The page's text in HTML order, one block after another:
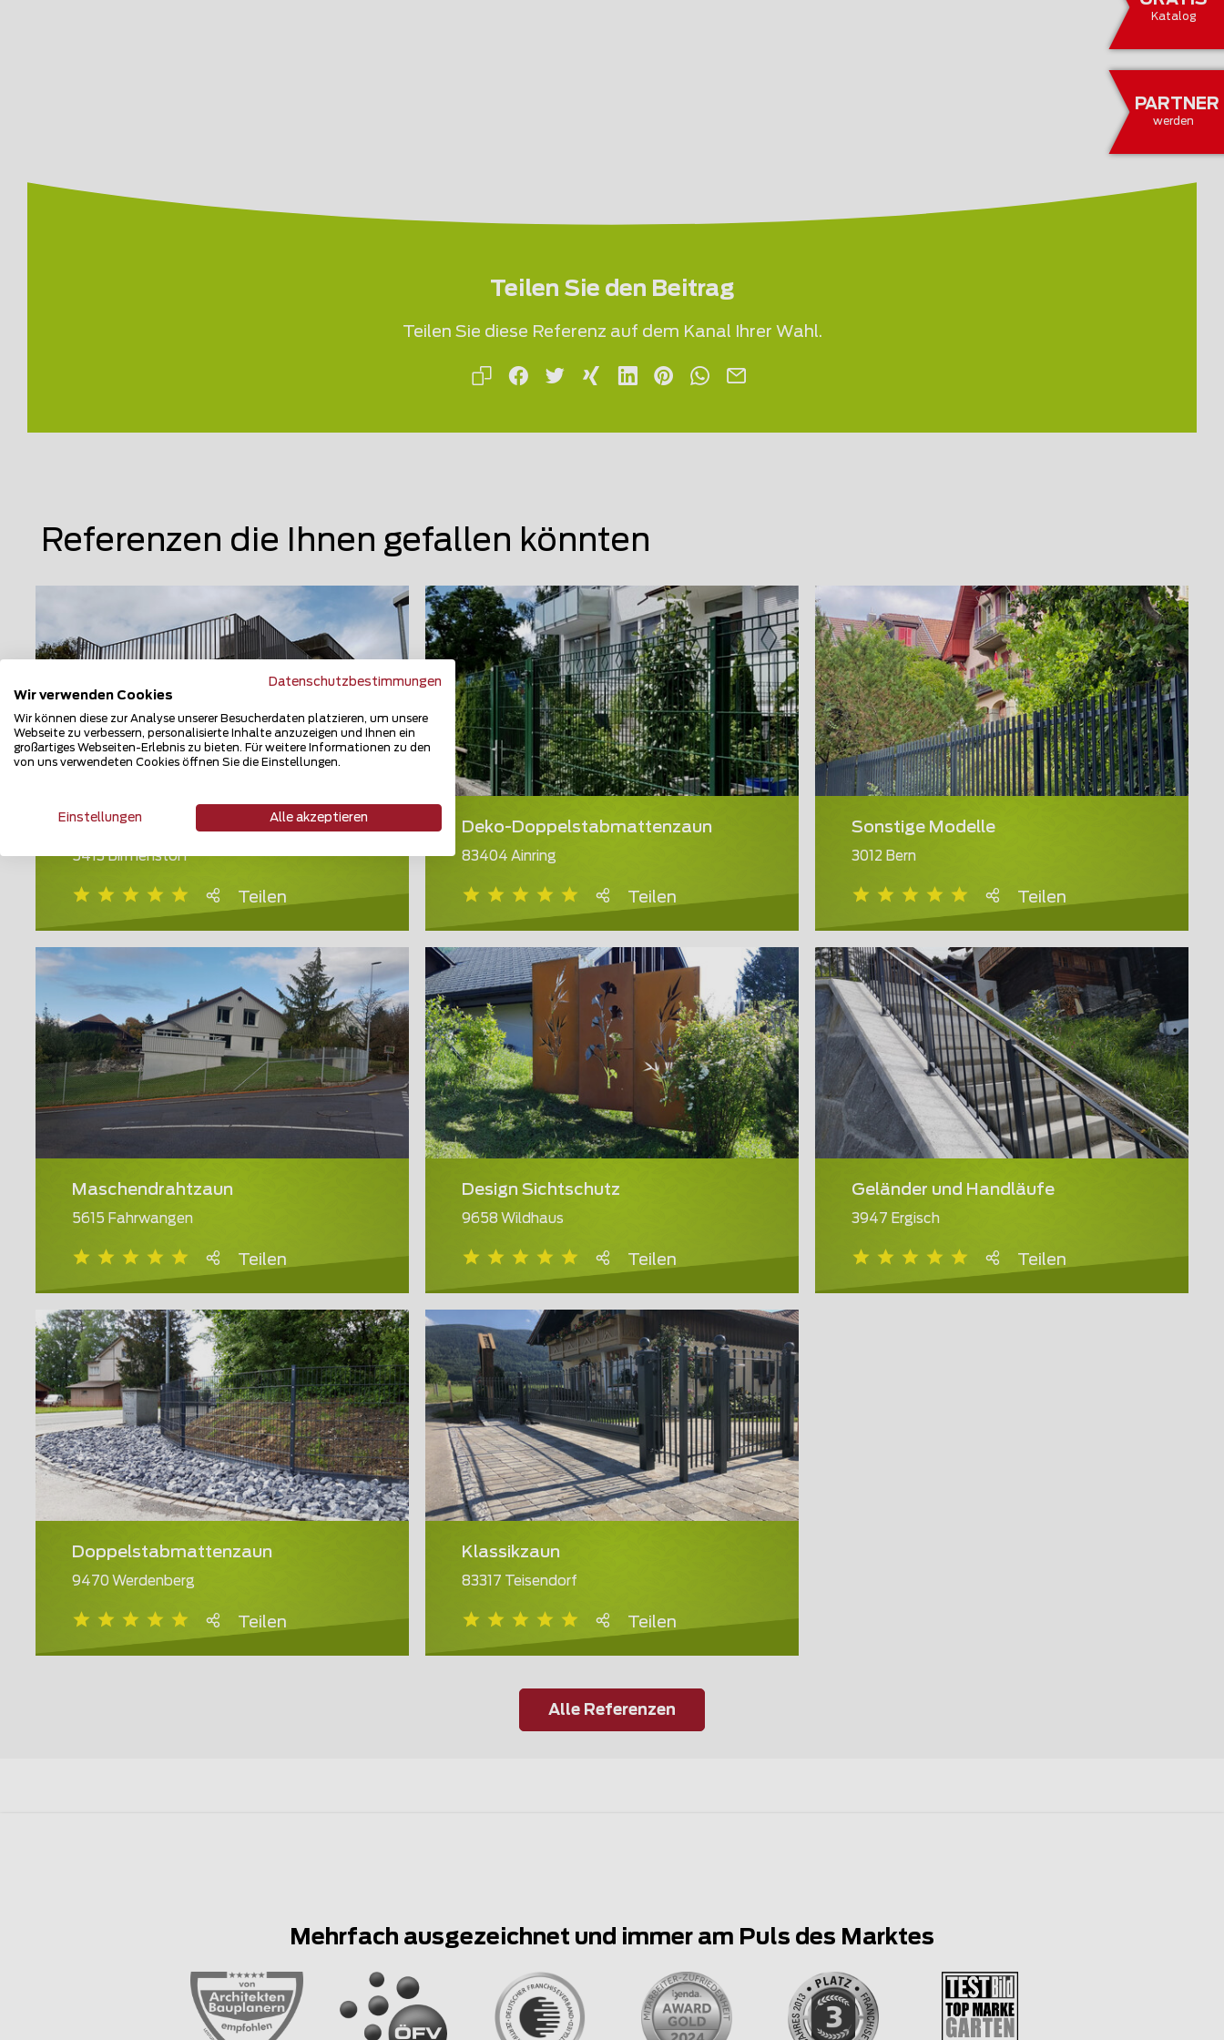
Katalog
PARTNER
werden
Teilen Sie den Beitrag
Teilen Sie diese Referenz auf dem Kanal Ihrer Wahl.
Referenzen die Ihnen gefallen könnten
Geländer und Handläufe
5413 Birmenstorf
Teilen
Deko-Doppelstabmattenzaun
83404 Ainring
Teilen
Sonstige Modelle
3012 Bern
Teilen
Maschendrahtzaun
5615 Fahrwangen
Teilen
Design Sichtschutz
9658 Wildhaus
Teilen
Geländer und Handläufe
3947 Ergisch
Teilen
Doppelstabmattenzaun
9470 Werdenberg
Teilen
Klassikzaun
83317 Teisendorf
Teilen
Alle Referenzen
Mehrfach ausgezeichnet und immer am Puls des Marktes
Datenschutzbestimmungen
Wir verwenden Cookies
Wir können diese zur Analyse unserer Besucherdaten platzieren, um unsere
Webseite zu verbessern, personalisierte Inhalte anzuzeigen und Ihnen ein
großartiges Webseiten-Erlebnis zu bieten. Für weitere Informationen zu den
von uns verwendeten Cookies öffnen Sie die Einstellungen.
Einstellungen Alle akzeptieren